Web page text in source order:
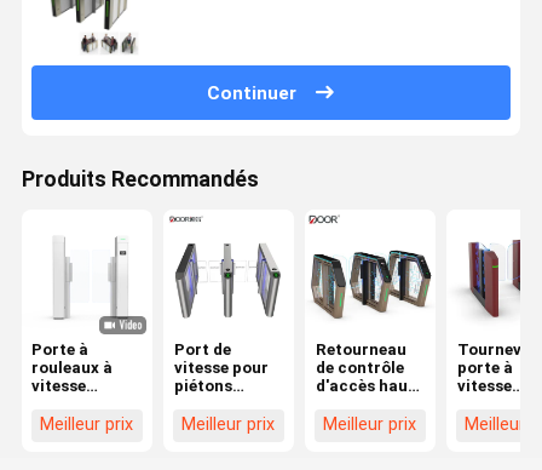
Continuer
Produits Recommandés
Porte à
rouleaux à
vitesse
Meilleur prix
Port de
vitesse pour
piétons
Meilleur prix
Retourneau
de contrôle
d'accès haut
avec signal de
Meilleur prix
Tournevis
porte à
vitesse
avec servo
Meilleur